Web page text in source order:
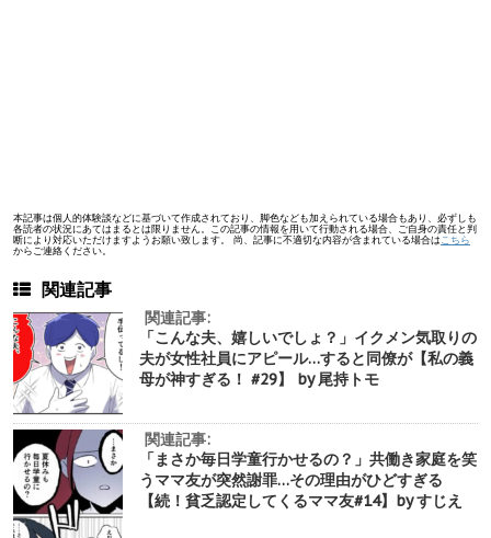
本記事は個人的体験談などに基づいて作成されており、脚色なども加えられている場合もあり、必ずしも
各読者の状況にあてはまるとは限りません。この記事の情報を用いて行動される場合、ご自身の責任と判
断により対応いただけますようお願い致します。 尚、記事に不適切な内容が含まれている場合は こちら
からご連絡ください。
関連記事
関連記事:
「こんな夫、嬉しいでしょ？」イクメン気取りの
夫が女性社員にアピール…すると同僚が【私の義
母が神すぎる！ #29】 by 尾持トモ
関連記事:
「まさか毎日学童行かせるの？」共働き家庭を笑
うママ友が突然謝罪…その理由がひどすぎる
【続！貧乏認定してくるママ友#14】by すじえ